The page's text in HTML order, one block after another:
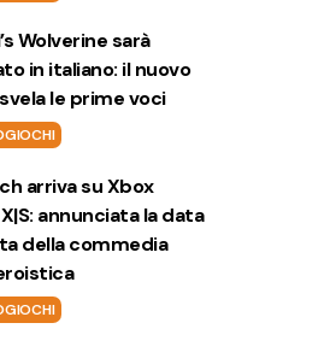
Wolverine sarà
in italiano: il nuovo
le prime voci
arriva su Xbox
annunciata la data
della commedia